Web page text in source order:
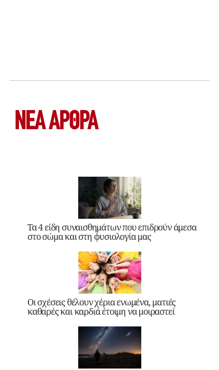
ΝΕΑ ΆΡΘΡΑ
Τα 4 είδη συναισθημάτων που επιδρούν άμεσα
στο σώμα και στη φυσιολογία μας
Οι σχέσεις θέλουν χέρια ενωμένα, ματιές
καθαρές και καρδιά έτοιμη να μοιραστεί